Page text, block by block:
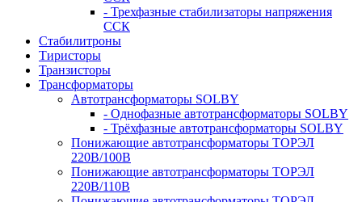
- Трехфазные стабилизаторы напряжения
ССК
Стабилитроны
Тиристоры
Транзисторы
Трансформаторы
Автотрансформаторы SOLBY
- Однофазные автотрансформаторы SOLBY
- Трёхфазные автотрансформаторы SOLBY
Понижающие автотрансформаторы ТОРЭЛ
220В/100В
Понижающие автотрансформаторы ТОРЭЛ
220В/110В